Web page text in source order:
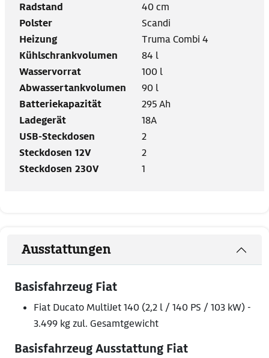
Radstand
40 cm
Polster
Scandi
Heizung
Truma Combi 4
Kühlschrankvolumen
84 l
Wasservorrat
100 l
Abwassertankvolumen
90 l
Batteriekapazität
295 Ah
Ladegerät
18A
USB-Steckdosen
2
Steckdosen 12V
2
Steckdosen 230V
1
Ausstattungen
Basisfahrzeug Fiat
Fiat Ducato MultiJet 140 (2,2 l / 140 PS / 103 kW) -
3.499 kg zul. Gesamtgewicht
Basisfahrzeug Ausstattung Fiat